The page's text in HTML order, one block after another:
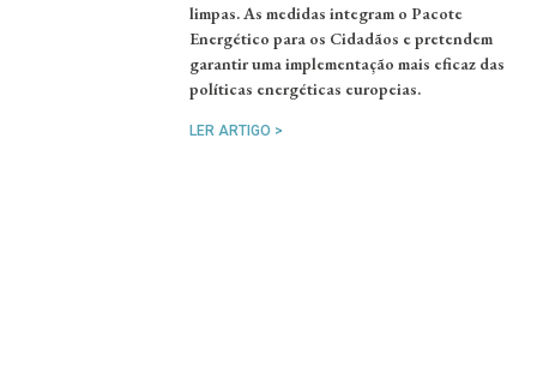
limpas. As medidas integram o Pacote
Energético para os Cidadãos e pretendem
garantir uma implementação mais eficaz das
políticas energéticas europeias.
LER ARTIGO >